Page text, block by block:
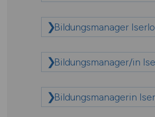
Bildungsmanager
Bildungsmanager/in
Bildungsmanagerin